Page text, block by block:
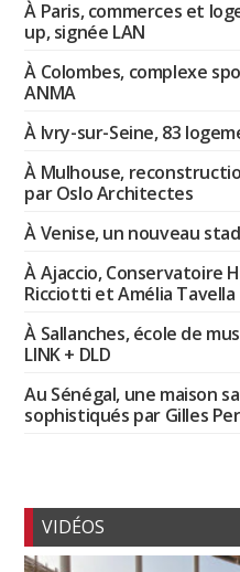
À Paris, commerces et
up, signée LAN
À Colombes, complexe
ANMA
À Ivry-sur-Seine, 83
À Mulhouse,
par Oslo Architectes
À Venise, un nouveau
À Ajaccio, Conservatoire
Ricciotti et Amélia Tavella
À Sallanches, école de
LINK + DLD
Au Sénégal, une maison
sophistiqués par Gilles
VIDÉOS